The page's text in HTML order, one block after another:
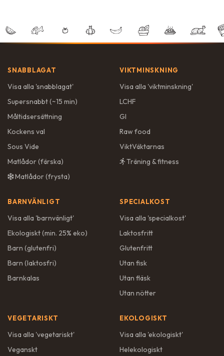
SNABBLAGAT
Visa alla 'snabblagat'
Supersnabbt (~15 min)
Måltidsersättning
Kockens val
Sous Vide
Matlådor (färska)
Matlådor (frysta)
VIKTMINSKNING
Visa alla 'viktminskning'
LCHF
GI
Raw food
ViktVäktarnas
Träning & fitness
BARNVÄNLIGT
Visa alla 'barnvänligt'
Ekologiskt (min. 25% eko)
Barn (glutenfri)
Barn (laktosfri)
Barnkalas
SPECIALKOST
Visa alla 'specialkost'
Laktosfritt
Glutenfritt
Utan fisk
Utan fläsk
Utan nötter
VEGETARISKT
Visa alla 'vegetariskt'
Veganskt
EKOLOGISKT
Visa alla 'ekologiskt'
Helekologiskt